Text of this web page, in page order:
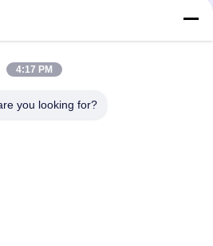
4:17 PM
you looking for?